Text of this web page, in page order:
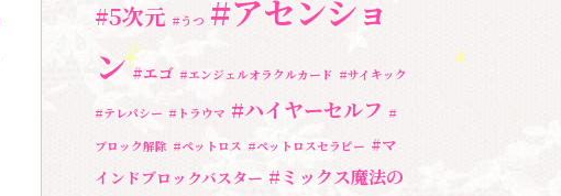
#5次元 #うつ #アセンショ
ン #エゴ #エンジェルオラクルカード #サイキック
#テレパシー #トラウマ #ハイヤーセルフ #
ブロック解除 #ペットロス #ペットロスセラピー #マ
インドブロックバスター #ミックス魔法の